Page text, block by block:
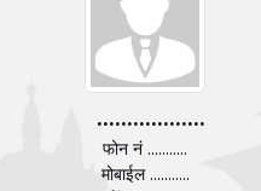
..................
फोन नं ...........
मोबाईल ...........